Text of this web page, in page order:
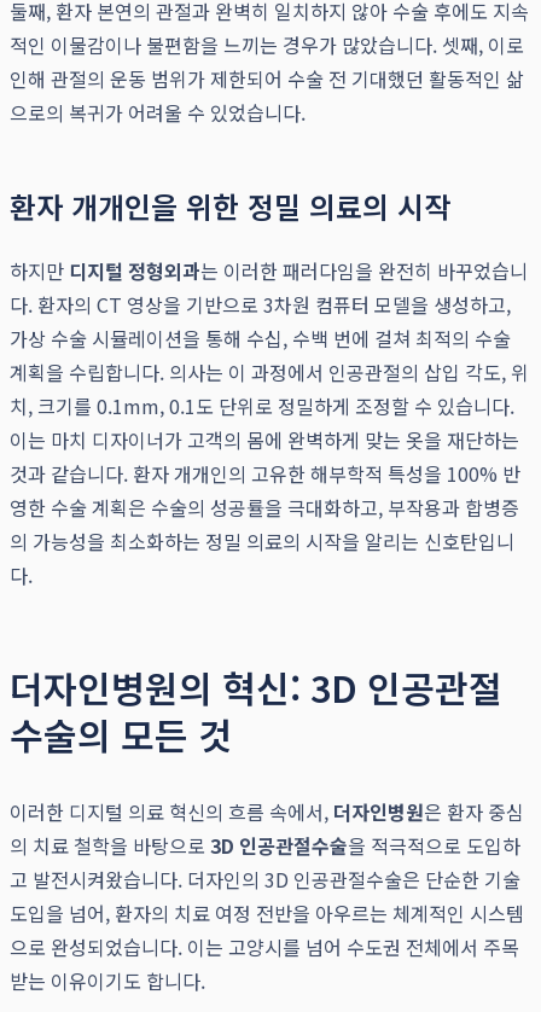
둘째, 환자 본연의 관절과 완벽히 일치하지 않아 수술 후에도 지속
적인 이물감이나 불편함을 느끼는 경우가 많았습니다. 셋째, 이로
인해 관절의 운동 범위가 제한되어 수술 전 기대했던 활동적인 삶
으로의 복귀가 어려울 수 있었습니다.
환자 개개인을 위한 정밀 의료의 시작
하지만 디지털 정형외과는 이러한 패러다임을 완전히 바꾸었습니
다. 환자의 CT 영상을 기반으로 3차원 컴퓨터 모델을 생성하고,
가상 수술 시뮬레이션을 통해 수십, 수백 번에 걸쳐 최적의 수술
계획을 수립합니다. 의사는 이 과정에서 인공관절의 삽입 각도, 위
치, 크기를 0.1mm, 0.1도 단위로 정밀하게 조정할 수 있습니다.
이는 마치 디자이너가 고객의 몸에 완벽하게 맞는 옷을 재단하는
것과 같습니다. 환자 개개인의 고유한 해부학적 특성을 100% 반
영한 수술 계획은 수술의 성공률을 극대화하고, 부작용과 합병증
의 가능성을 최소화하는 정밀 의료의 시작을 알리는 신호탄입니
다.
더자인병원의 혁신: 3D 인공관절
수술의 모든 것
이러한 디지털 의료 혁신의 흐름 속에서, 더자인병원은 환자 중심
의 치료 철학을 바탕으로 3D 인공관절수술을 적극적으로 도입하
고 발전시켜왔습니다. 더자인의 3D 인공관절수술은 단순한 기술
도입을 넘어, 환자의 치료 여정 전반을 아우르는 체계적인 시스템
으로 완성되었습니다. 이는 고양시를 넘어 수도권 전체에서 주목
받는 이유이기도 합니다.